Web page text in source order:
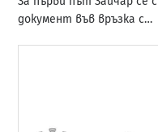
документ във връзка с…